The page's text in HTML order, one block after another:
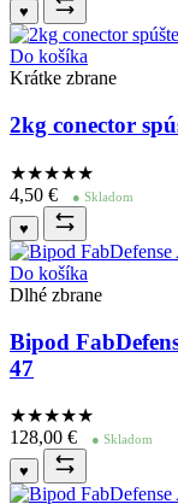
♥
Do košíka
Krátke zbrane
2kg conector
★★★★★
4,50 € ● Skladom
♥
Do košíka
Dlhé zbrane
Bipod
47
★★★★★
128,00 € ● Skladom
♥